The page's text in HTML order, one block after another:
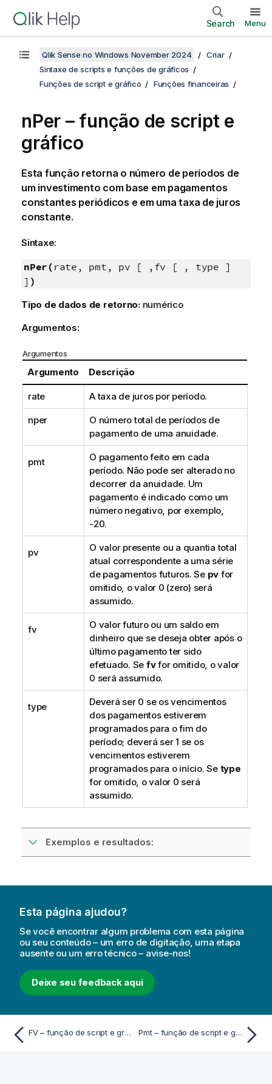
Search Menu
Qlik Sense no Windows November 2024
Criar
Sintaxe de scripts e funções de gráficos
Funções de script e gráfico
Funções financeiras
nPer – função de script e
gráfico
Esta função retorna o número de períodos de
um investimento com base em pagamentos
constantes periódicos e em uma taxa de juros
constante.
Sintaxe:
nPer( rate, pmt, pv [ ,fv [ , type ]
] )
Tipo de dados de retorno: numérico
Argumentos:
Argumentos
Argumento Descrição
rate A taxa de juros por período.
nper
O número total de períodos de
pagamento de uma anuidade.
pmt
O pagamento feito em cada
período. Não pode ser alterado no
decorrer da anuidade. Um
pagamento é indicado como um
número negativo, por exemplo,
-20.
pv
O valor presente ou a quantia total
atual correspondente a uma série
de pagamentos futuros. Se pv for
omitido, o valor 0 (zero) será
assumido.
fv
O valor futuro ou um saldo em
dinheiro que se deseja obter após o
último pagamento ter sido
efetuado. Se fvfor omitido, o valor
0 será assumido.
type
Deverá ser 0 se os vencimentos
dos pagamentos estiverem
programados para o fim do
período; deverá ser 1 se os
vencimentos estiverem
programados para o início. Se type
for omitido, o valor 0 será
assumido.
Exemplos e resultados:
Esta página ajudou?
Se você encontrar algum problema com esta página
ou seu conteúdo – um erro de digitação, uma etapa
ausente ou um erro técnico – avise-nos!
Deixe seu feedback aqui
FV – função de script e gráfico Pmt – função de script e gráfico